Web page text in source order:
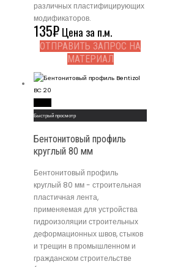
различных пластифицирующих
модификаторов.
135₽Цена за п.м.
ОТПРАВИТЬ ЗАПРОС НА
МАТЕРИАЛ
Быстрый просмотр
Бентонитовый профиль
круглый 80 мм
Бентонитовый профиль
круглый 80 мм - строительная
пластичная лента,
применяемая для устройства
гидроизоляции строительных
деформационных швов, стыков
и трещин в промышленном и
гражданском строительстве